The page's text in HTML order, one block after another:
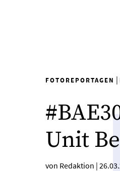
FOTOREPORTAGEN |
Unit
von Redaktion |